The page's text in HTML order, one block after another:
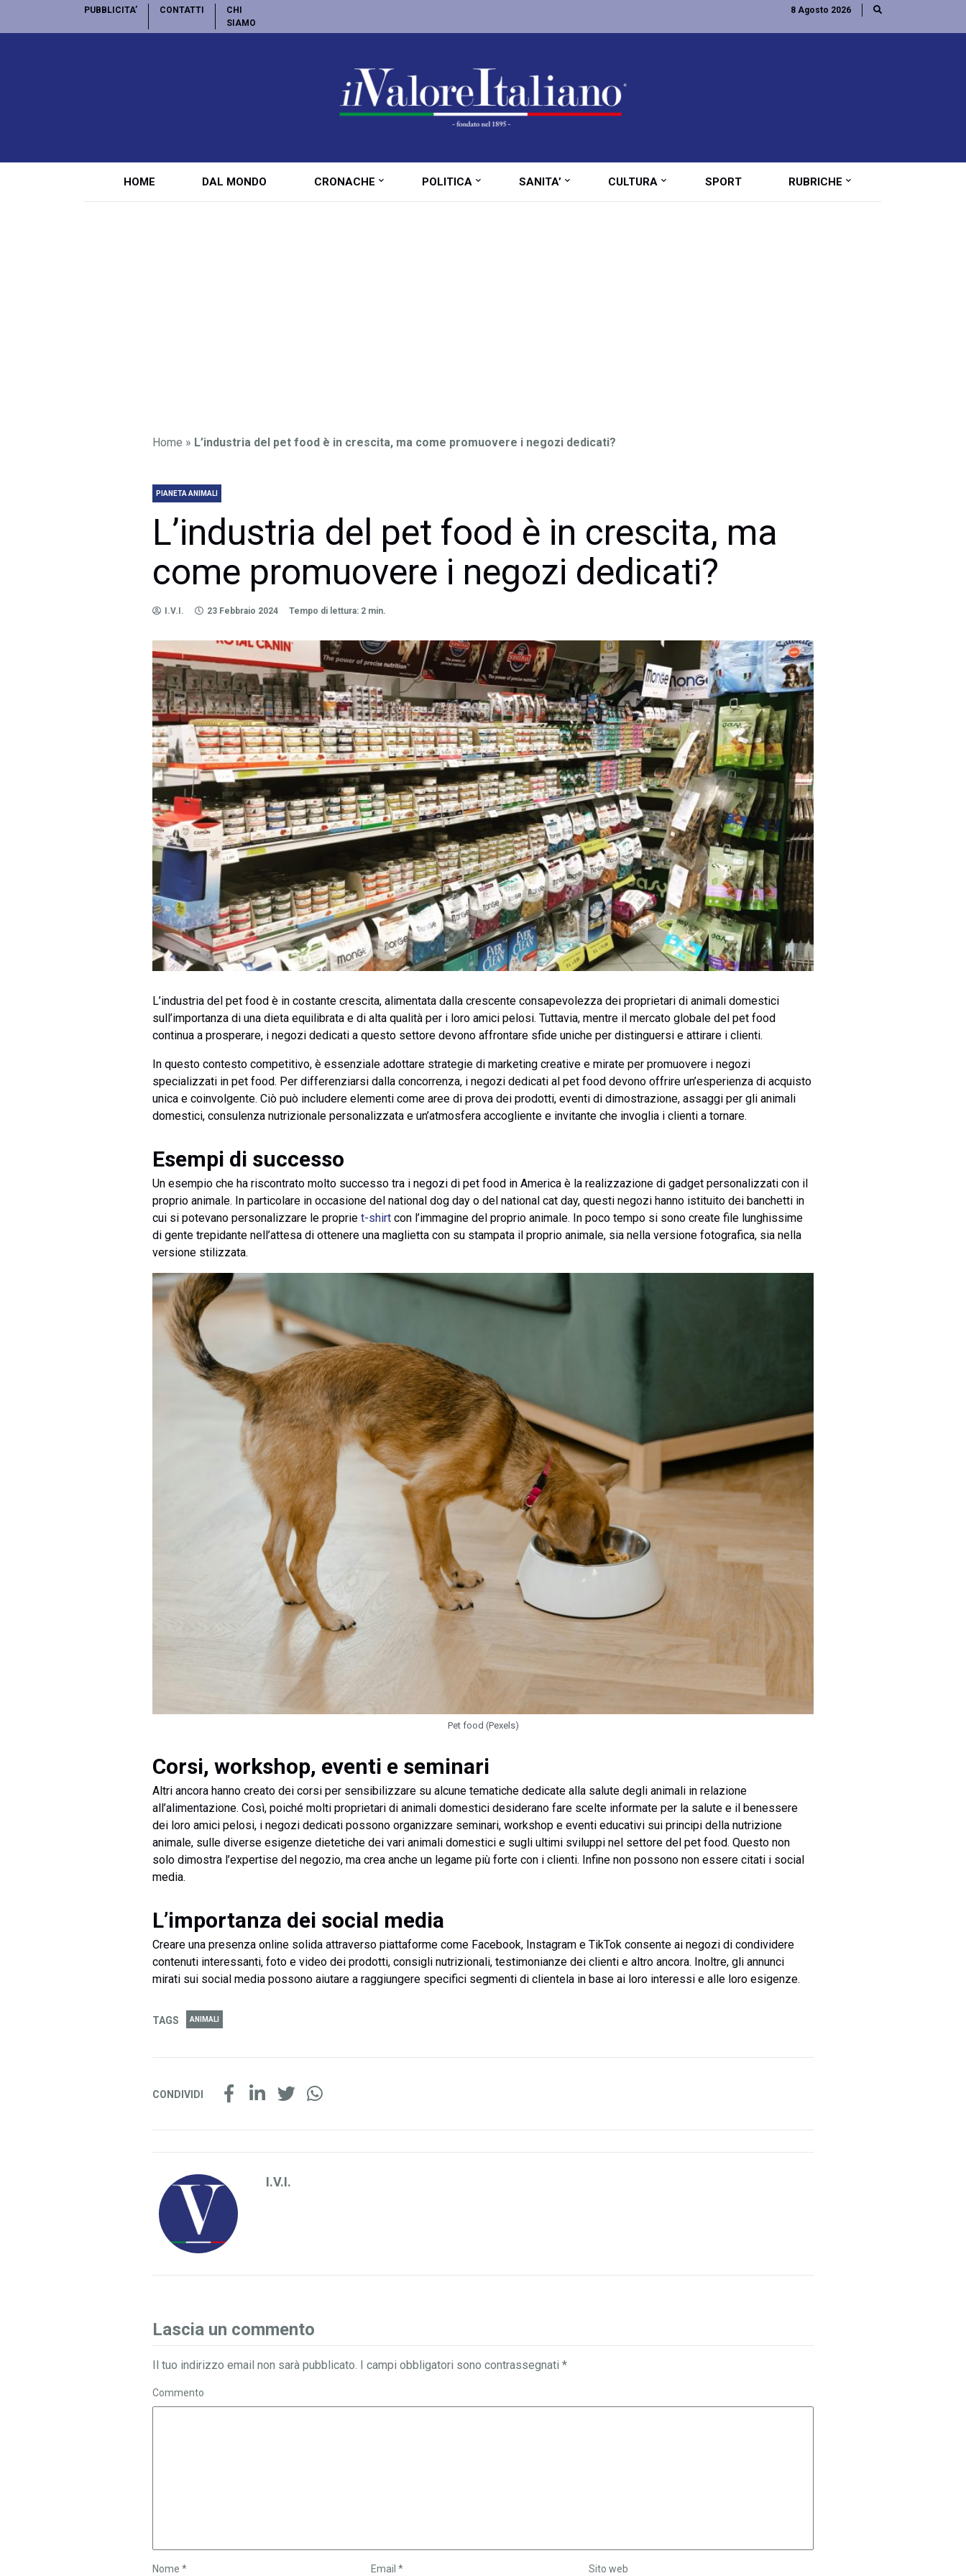
CHI
SIAMO
CONTATTI
PUBBLICITA’ 8 Agosto 2026
HOME DAL MONDO CRONACHE POLITICA SANITA’ CULTURA SPORT RUBRICHE
Home » L’industria del pet food è in crescita, ma come promuovere i negozi dedicati?
PIANETA ANIMALI
L’industria del pet food è in crescita, ma
come promuovere i negozi dedicati?
I.V.I. 23 Febbraio 2024 Tempo di lettura: 2 min.
L’industria del pet food è in costante crescita, alimentata dalla crescente consapevolezza dei proprietari di animali domestici
sull’importanza di una dieta equilibrata e di alta qualità per i loro amici pelosi. Tuttavia, mentre il mercato globale del pet food
continua a prosperare, i negozi dedicati a questo settore devono affrontare sfide uniche per distinguersi e attirare i clienti.
In questo contesto competitivo, è essenziale adottare strategie di marketing creative e mirate per promuovere i negozi
specializzati in pet food. Per differenziarsi dalla concorrenza, i negozi dedicati al pet food devono offrire un’esperienza di acquisto
unica e coinvolgente. Ciò può includere elementi come aree di prova dei prodotti, eventi di dimostrazione, assaggi per gli animali
domestici, consulenza nutrizionale personalizzata e un’atmosfera accogliente e invitante che invoglia i clienti a tornare.
Esempi di successo
Un esempio che ha riscontrato molto successo tra i negozi di pet food in America è la realizzazione di gadget personalizzati con il
proprio animale. In particolare in occasione del national dog day o del national cat day, questi negozi hanno istituito dei banchetti in
cui si potevano personalizzare le proprie t-shirt con l’immagine del proprio animale. In poco tempo si sono create file lunghissime
di gente trepidante nell’attesa di ottenere una maglietta con su stampata il proprio animale, sia nella versione fotografica, sia nella
versione stilizzata.
Pet food (Pexels)
Corsi, workshop, eventi e seminari
Altri ancora hanno creato dei corsi per sensibilizzare su alcune tematiche dedicate alla salute degli animali in relazione
all’alimentazione. Così, poiché molti proprietari di animali domestici desiderano fare scelte informate per la salute e il benessere
dei loro amici pelosi, i negozi dedicati possono organizzare seminari, workshop e eventi educativi sui principi della nutrizione
animale, sulle diverse esigenze dietetiche dei vari animali domestici e sugli ultimi sviluppi nel settore del pet food. Questo non
solo dimostra l’expertise del negozio, ma crea anche un legame più forte con i clienti. Infine non possono non essere citati i social
media.
L’importanza dei social media
Creare una presenza online solida attraverso piattaforme come Facebook, Instagram e TikTok consente ai negozi di condividere
contenuti interessanti, foto e video dei prodotti, consigli nutrizionali, testimonianze dei clienti e altro ancora. Inoltre, gli annunci
mirati sui social media possono aiutare a raggiungere specifici segmenti di clientela in base ai loro interessi e alle loro esigenze.
TAGS ANIMALI
CONDIVIDI
I.V.I.
Lascia un commento
Il tuo indirizzo email non sarà pubblicato. I campi obbligatori sono contrassegnati *
Commento
Nome * Email * Sito web